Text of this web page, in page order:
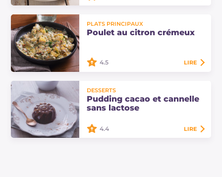
lactose : un dessert à la cuillère frais,
sans cuisson et super facile. Fais
PLATS PRINCIPAUX
Poulet au citron crémeux
recette légère et rapide, sans gluten
et sans lactose. Un savoureux plat
principal de viande pour toute la…
4.5 LIRE
DESSERTS
Pudding cacao et cannelle
sans lactose
4.4 LIRE